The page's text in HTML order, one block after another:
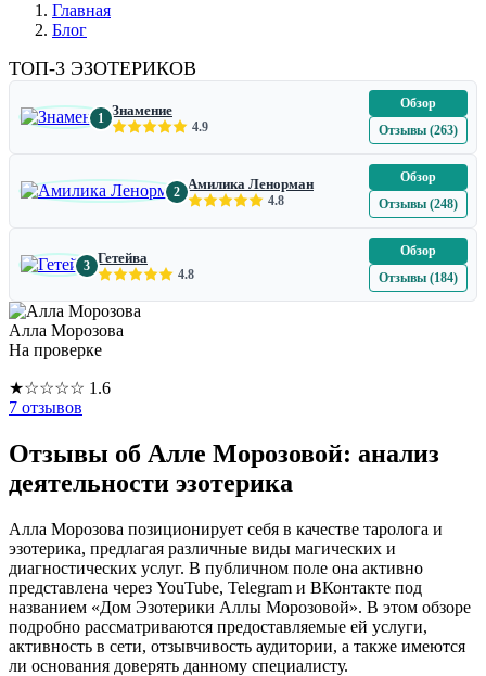
Главная
Блог
ТОП-3 ЭЗОТЕРИКОВ
1 Знамение
4.9
Обзор
Отзывы (263)
2 Амилика Ленорман
4.8
Обзор
Отзывы (248)
3 Гетейва
4.8
Обзор
Отзывы (184)
Алла Морозова
На проверке
★☆☆☆☆ 1.6
7 отзывов
Отзывы об Алле Морозовой: анализ
деятельности эзотерика
Алла Морозова позиционирует себя в качестве таролога и
эзотерика, предлагая различные виды магических и
диагностических услуг. В публичном поле она активно
представлена через YouTube, Telegram и ВКонтакте под
названием «Дом Эзотерики Аллы Морозовой». В этом обзоре
подробно рассматриваются предоставляемые ей услуги,
активность в сети, отзывчивость аудитории, а также имеются
ли основания доверять данному специалисту.